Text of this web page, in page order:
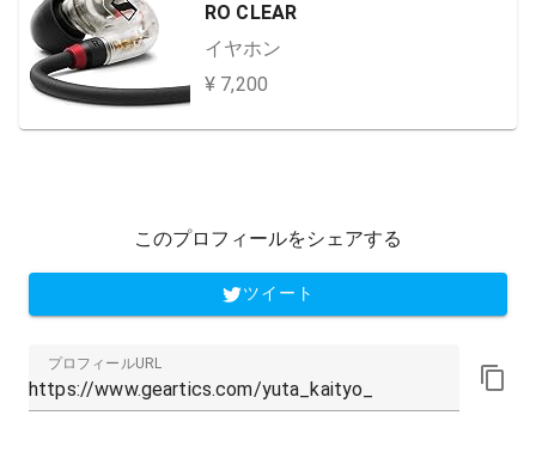
RO CLEAR
イヤホン
¥ 7,200
このプロフィールをシェアする
ツイート
プロフィールURL